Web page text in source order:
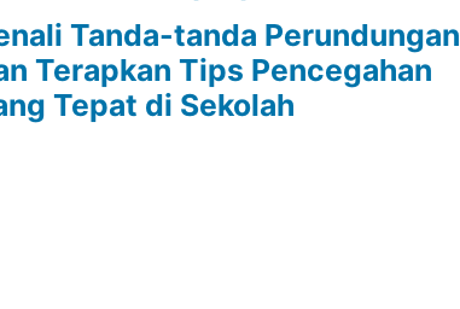
Tanda-tanda Perundungan
Terapkan Tips Pencegahan
Tepat di Sekolah